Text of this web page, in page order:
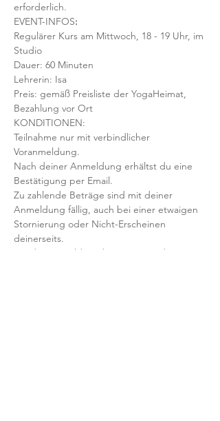
erforderlich.
EVENT-INFOS:
Regulärer Kurs am Mittwoch, 18 - 19 Uhr, im
Studio
Dauer: 60 Minuten
Lehrerin: Isa
Preis: gemäß Preisliste der YogaHeimat,
Bezahlung vor Ort
KONDITIONEN:
Teilnahme nur mit verbindlicher
Voranmeldung.
Nach deiner Anmeldung erhältst du eine
Bestätigung per Email.
Zu zahlende Beträge sind mit deiner
Anmeldung fällig, auch bei einer etwaigen
Stornierung oder Nicht-Erscheinen
deinerseits.
Mit der Anmeldung bestätigst und